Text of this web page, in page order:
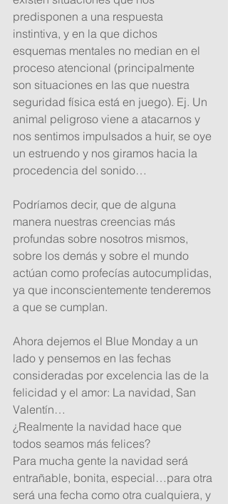
predisponen a una respuesta
instintiva, y en la que dichos
esquemas mentales no median en el
proceso atencional (principalmente
son situaciones en las que nuestra
seguridad física está en juego). Ej. Un
animal peligroso viene a atacarnos y
nos sentimos impulsados a huir, se oye
un estruendo y nos giramos hacia la
procedencia del sonido…
Podríamos decir, que de alguna
manera nuestras creencias más
profundas sobre nosotros mismos,
sobre los demás y sobre el mundo
actúan como profecías autocumplidas,
ya que inconscientemente tenderemos
a que se cumplan.
Ahora dejemos el Blue Monday a un
lado y pensemos en las fechas
consideradas por excelencia las de la
felicidad y el amor: La navidad, San
Valentín…
¿Realmente la navidad hace que
todos seamos más felices?
Para mucha gente la navidad será
entrañable, bonita, especial…para otra
será una fecha como otra cualquiera, y